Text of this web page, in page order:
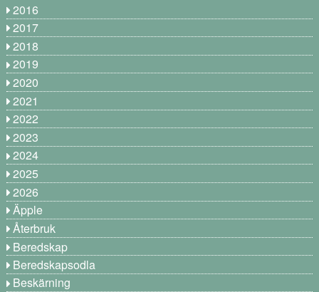
2016
2017
2018
2019
2020
2021
2022
2023
2024
2025
2026
Äpple
Återbruk
Beredskap
Beredskapsodla
Beskärning